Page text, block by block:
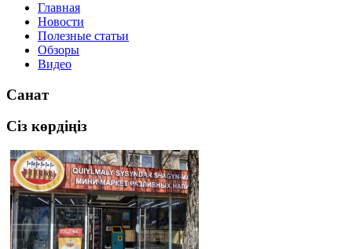
Главная
Новости
Полезные статьи
Обзоры
Видео
Санат
Сіз көрдіңіз